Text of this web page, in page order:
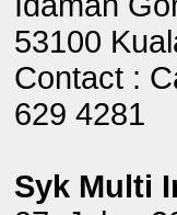
53100
Contact :
629 4281
Syk Multi